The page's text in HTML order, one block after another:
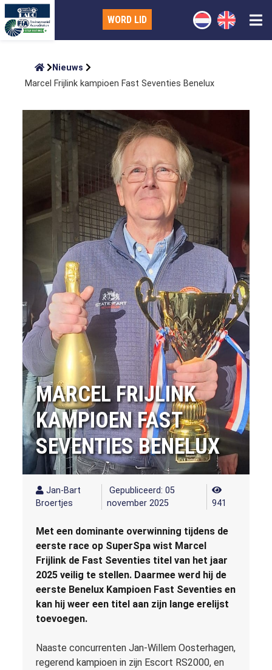
WORD LID
Nieuws
Marcel Frijlink kampioen Fast Seventies Benelux
MARCEL FRIJLINK
KAMPIOEN FAST
SEVENTIES BENELUX
Jan-Bart
Broertjes
Gepubliceerd: 05
november 2025
941
Met een dominante overwinning tijdens de
eerste race op SuperSpa wist Marcel
Frijlink de Fast Seventies titel van het jaar
2025 veilig te stellen. Daarmee werd hij de
eerste Benelux Kampioen Fast Seventies en
kan hij weer een titel aan zijn lange erelijst
toevoegen.
Naaste concurrenten Jan-Willem Oosterhagen,
regerend kampioen in zijn Escort RS2000, en